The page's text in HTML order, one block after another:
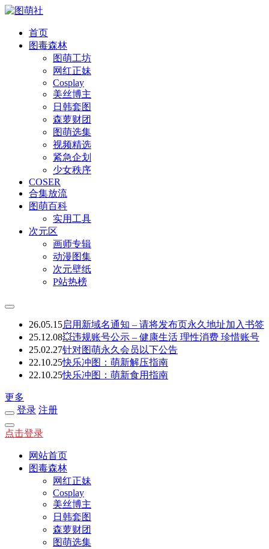
首页
图毒森林
图萌工坊
网红正妹
Cosplay
美丝博主
日韩套图
森萝财团
图萌选集
视频精选
紧急企划
少女秩序
COSER
合集放流
图萌百科
实用工具
次元区
画师专辑
动漫图集
次元壁纸
P站热榜
26.05.15启用新域名通知 – 请将发布页永久地址加入书签
25.12.08💥违规账号公示 – 健康生活 理性消费 珍惜账号
25.02.27针对图萌永久会员以下公告
22.10.25快乐冲图：萌新解压指南
22.10.25快乐冲图：萌新食用指南
更多
登录 注册
点击登录
网站首页
图毒森林
网红正妹
Cosplay
美丝博主
日韩套图
森萝财团
图萌选集